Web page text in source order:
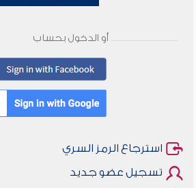
أو الدخول بحساب
استرجاع الرمز السري
تسجيل عضو جديد